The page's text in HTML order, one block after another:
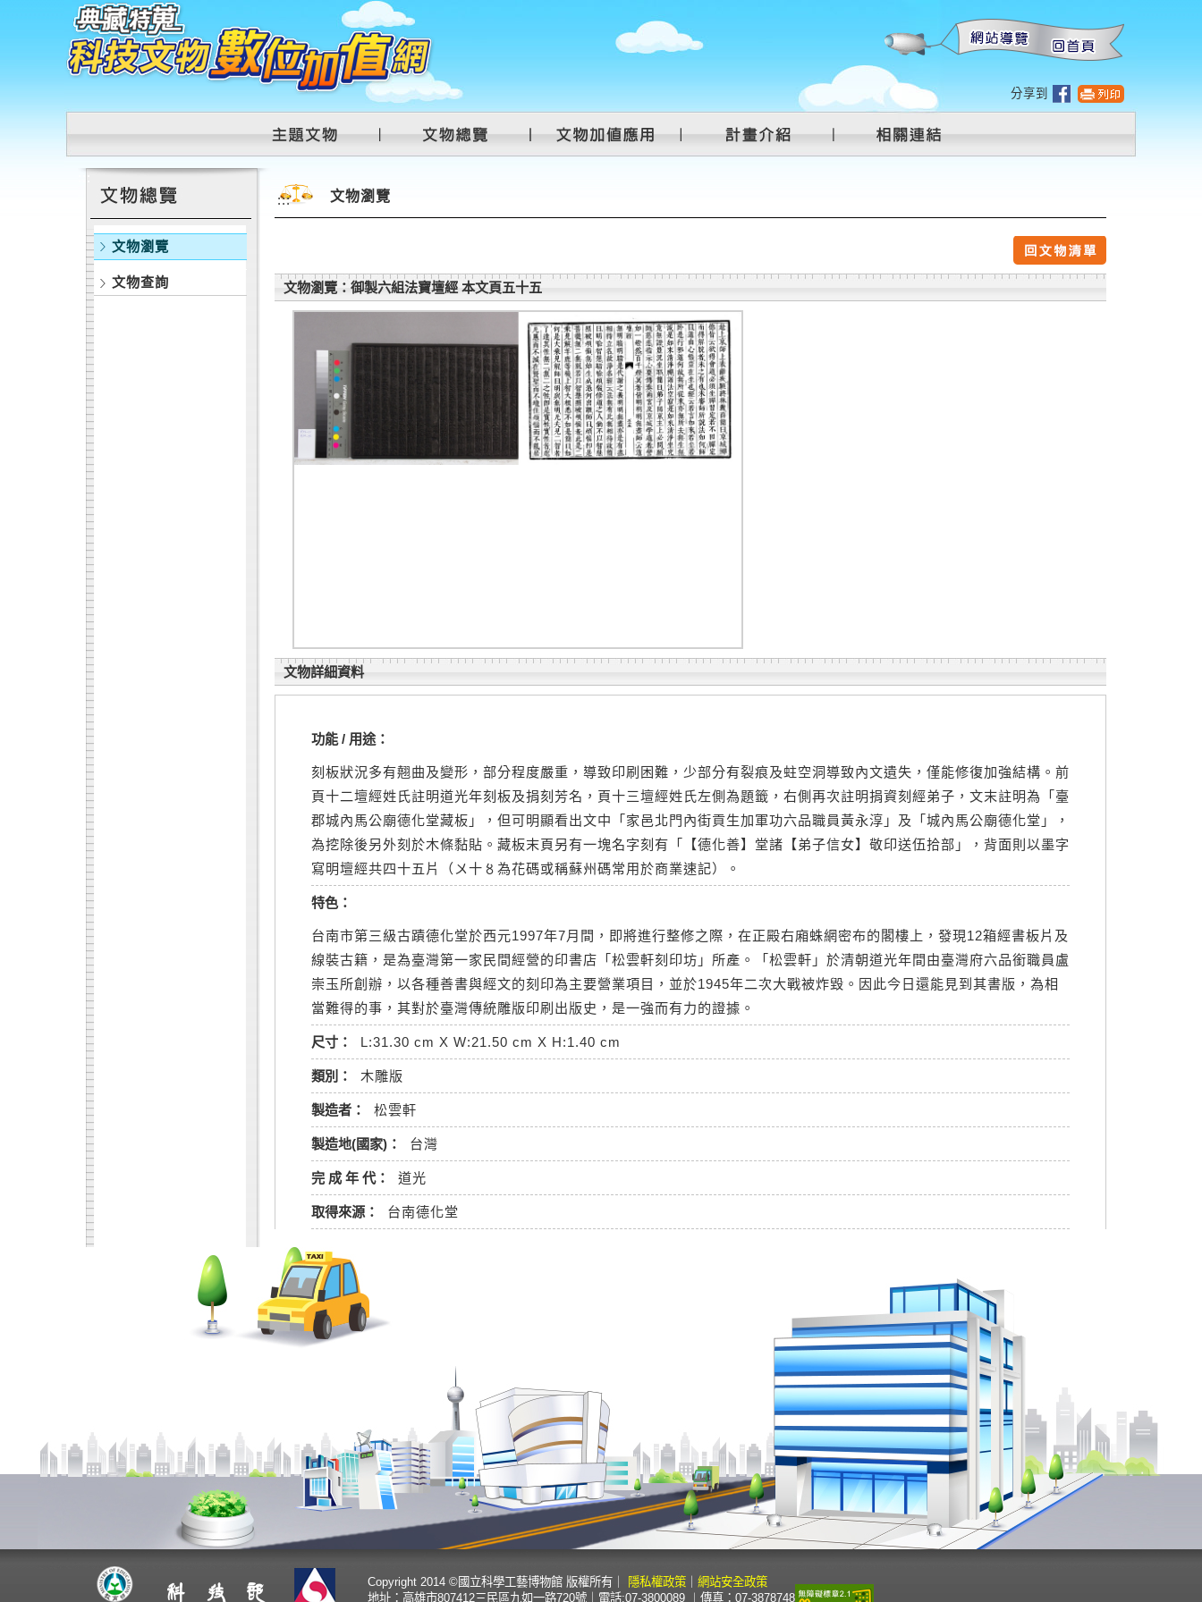
跳到主要內容區塊
分享到
文物瀏覽
文物查詢
::: 文物瀏覽
文物瀏覽：御製六組法寶壇經 本文頁五十五
文物詳細資料
功能 / 用途：
刻板狀況多有翹曲及變形，部分程度嚴重，導致印刷困難，少部分有裂痕及蛀空洞導致內文遺失，僅能修復加強結構。前
頁十二壇經姓氏註明道光年刻板及捐刻芳名，頁十三壇經姓氏左側為題籤，右側再次註明捐資刻經弟子，文末註明為「臺
郡城內馬公廟德化堂藏板」，但可明顯看出文中「家邑北門內街貢生加軍功六品職員黃永淳」及「城內馬公廟德化堂」，
為挖除後另外刻於木條黏貼。藏板末頁另有一塊名字刻有「【德化善】堂諸【弟子信女】敬印送伍拾部」，背面則以墨字
寫明壇經共四十五片（〤十〥為花碼或稱蘇州碼常用於商業速記）。
特色：
台南市第三級古蹟德化堂於西元1997年7月間，即將進行整修之際，在正殿右廂蛛網密布的閣樓上，發現12箱經書板片及
線裝古籍，是為臺灣第一家民間經營的印書店「松雲軒刻印坊」所產。「松雲軒」於清朝道光年間由臺灣府六品銜職員盧
崇玉所創辦，以各種善書與經文的刻印為主要營業項目，並於1945年二次大戰被炸毀。因此今日還能見到其書版，為相
當難得的事，其對於臺灣傳統雕版印刷出版史，是一強而有力的證據。
尺寸： L:31.30 cm X W:21.50 cm X H:1.40 cm
類別： 木雕版
製造者： 松雲軒
製造地(國家)： 台灣
完 成 年 代： 道光
取得來源： 台南德化堂
Copyright 2014 ©國立科學工藝博物館 版權所有 隱私權政策
網站安全政策
地址：高雄市807412三民區九如一路720號
電話:07-3800089 ︱傳真：07-3878748